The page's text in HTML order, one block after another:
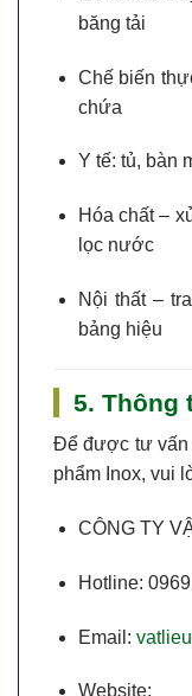
băng tải
Chế biến
chứa
Y tế: tủ, bàn
Hóa chất –
lọc nước
Nội thất –
bảng hiệu
5. Thông
Để được tư vấn
phẩm Inox, vui
CÔNG TY
Hotline:
Email:
Website: